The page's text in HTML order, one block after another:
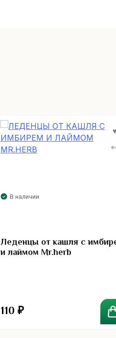
В наличии
Леденцы от кашля с
и лаймом Mr.herb
110 ₽